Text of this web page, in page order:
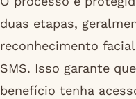
duas etapas,
reconhecimento
SMS. Isso garante
benefício tenha